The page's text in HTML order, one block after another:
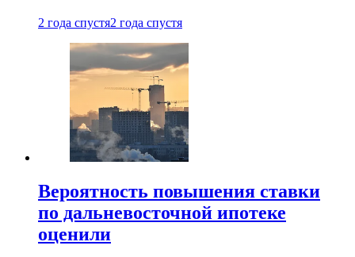
2 года спустя2 года спустя
Вероятность повышения ставки
по дальневосточной ипотеке
оценили